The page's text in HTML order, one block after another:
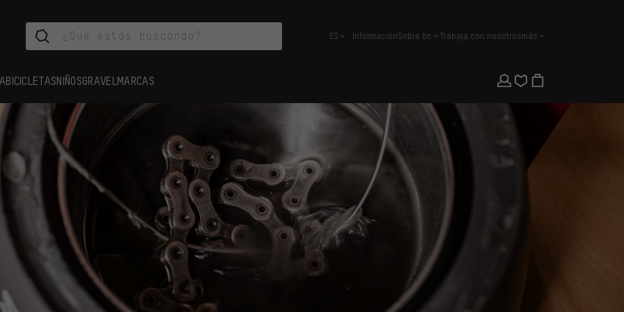
español
ES InformaciónSobre bc Trabaja con nosotrosmás
BICICLETASNIÑOSGRAVEL MARCAS